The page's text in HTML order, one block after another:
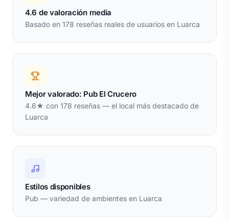
4.6 de valoración media
Basado en 178 reseñas reales de usuarios en Luarca
Mejor valorado: Pub El Crucero
4.6★ con 178 reseñas — el local más destacado de
Luarca
Estilos disponibles
Pub — variedad de ambientes en Luarca